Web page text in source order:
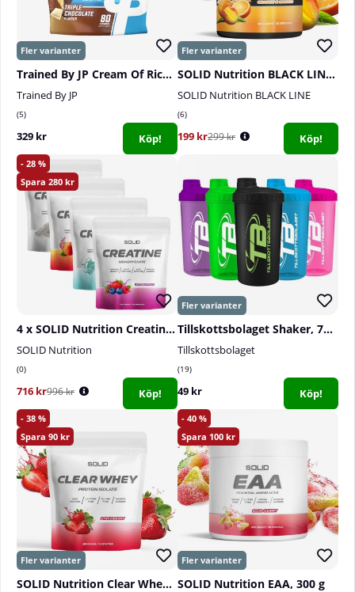
Trained By JP Cream Of Rice, 2 kg
Trained By JP
5
329 kr Köp!
SOLID Nutrition BLACK LINE EAA+, 440 g
SOLID Nutrition BLACK LINE
6
199 kr299 kr Köp!
28
280
4 x SOLID Nutrition Creatine Monohydrate, 400 g
SOLID Nutrition
0
716 kr996 kr Köp!
Tillskottsbolaget Shaker, 700 ml
Tillskottsbolaget
19
49 kr Köp!
38
90
SOLID Nutrition Clear Whey, 300 g
40
100
SOLID Nutrition EAA, 300 g